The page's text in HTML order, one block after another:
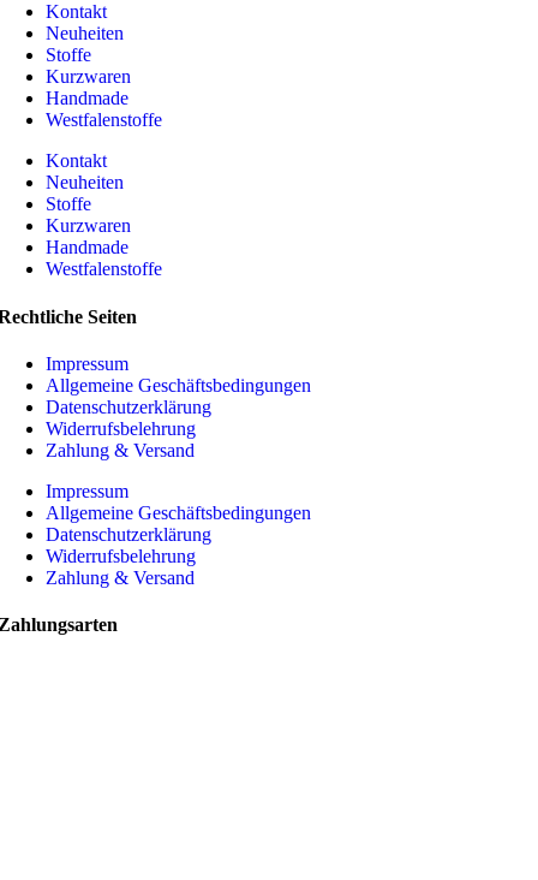
Kontakt
Neuheiten
Stoffe
Kurzwaren
Handmade
Westfalenstoffe
Kontakt
Neuheiten
Stoffe
Kurzwaren
Handmade
Westfalenstoffe
Seiten
Impressum
Allgemeine Geschäftsbedingungen
Datenschutzerklärung
Widerrufsbelehrung
Zahlung & Versand
Impressum
Allgemeine Geschäftsbedingungen
Datenschutzerklärung
Widerrufsbelehrung
Zahlung & Versand